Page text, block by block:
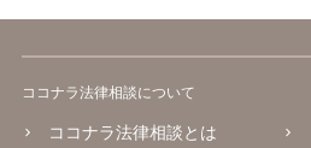
ココナラ法律相談について
ココナラ法律相談とは